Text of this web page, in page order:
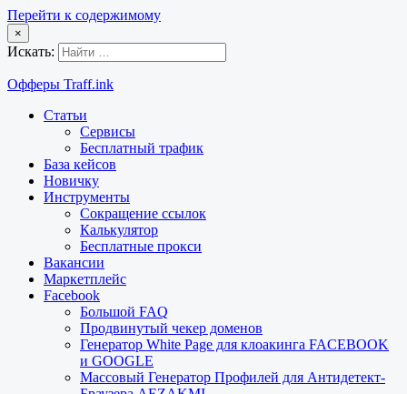
Перейти к содержимому
×
Искать:
Офферы Traff.ink
Статьи
Сервисы
Бесплатный трафик
База кейсов
Новичку
Инструменты
Сокращение ссылок
Калькулятор
Бесплатные прокси
Вакансии
Маркетплейс
Facebook
Большой FAQ
Продвинутый чекер доменов
Генератор White Page для клоакинга FACEBOOK
и GOOGLE
Массовый Генератор Профилей для Антидетект-